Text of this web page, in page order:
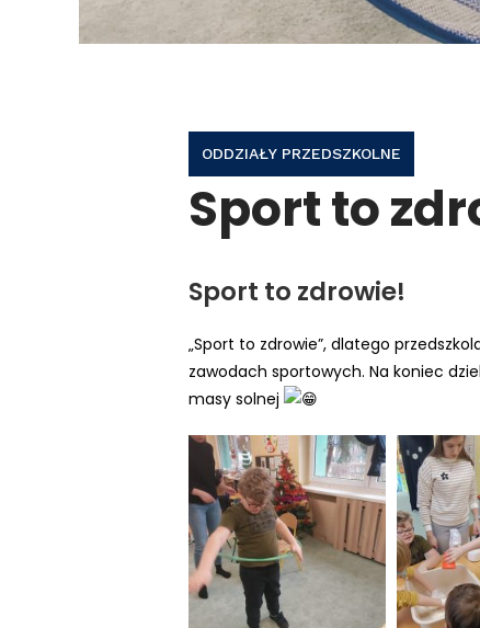
ODDZIAŁY PRZEDSZKOLNE
Sport to
Sport to zdrowie!
„Sport to zdrowie”, dlatego
zawodach sportowych. Na koniec
masy solnej